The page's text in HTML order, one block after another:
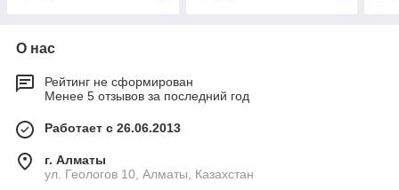
О нас
Рейтинг не сформирован
Менее 5 отзывов за последний год
Работает с 26.06.2013
г. Алматы
ул. Геологов 10, Алматы, Казахстан